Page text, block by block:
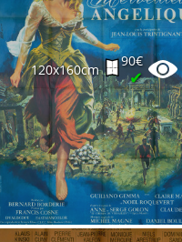
120x160cm
90€
✔